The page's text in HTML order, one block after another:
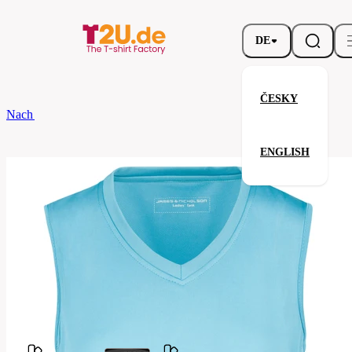
DE
ČESKY
ENGLISH
Nach dem Brand
Ladies' Running Tank
Parameter
Marke
Code
Verwandte Produkte
Ihre Zufriedenheit ist unsere Priorität.